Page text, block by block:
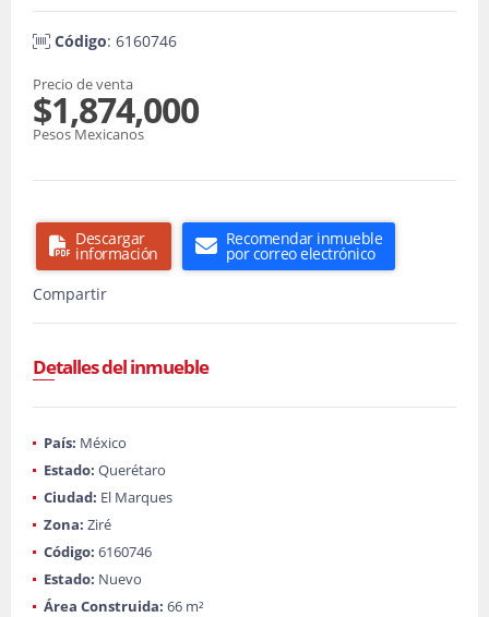
Código: 6160746
Precio de venta
$1,874,000
Pesos Mexicanos
Descargar
información
Recomendar inmueble
por correo electrónico
Compartir
Detalles del inmueble
País: México
Estado: Querétaro
Ciudad: El Marques
Zona: Ziré
Código: 6160746
Estado: Nuevo
Área Construida: 66 m²